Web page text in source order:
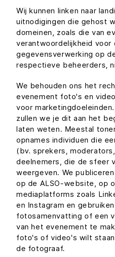
Wij kunnen linken naar
uitnodigingen die gehost
domeinen, zoals die van
verantwoordelijkheid voor
gegevensverwerking op
respectieve beheerders,
We behouden ons het
evenement foto's en
voor
zullen we je dit aan het
laten weten. Meestal
opnames individuen die
(bv. sprekers,
deelnemers, die de sfeer
weergeven. We
op de ALSO-website, op
mediaplatforms zoals
en Instagram en
fotosamenvatting of een
van het evenement te
foto's of video's wilt
de fotograaf.